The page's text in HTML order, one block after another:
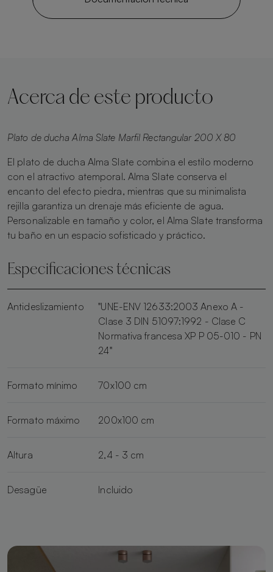
Acerca de este producto
Plato de ducha Alma Slate Marfil Rectangular 200 X 80
El plato de ducha Alma Slate combina el estilo moderno
con el atractivo atemporal. Alma Slate conserva el
encanto del efecto piedra, mientras que su minimalista
rejilla garantiza un drenaje más eficiente de agua.
Personalizable en tamaño y color, el Alma Slate transforma
tu baño en un espacio sofisticado y práctico.
Especificaciones técnicas
Antideslizamiento
"UNE-ENV 12633:2003 Anexo A -
Clase 3 DIN 51097:1992 - Clase C
Normativa francesa XP P 05-010 - PN
24"
Formato mínimo 70x100 cm
Formato máximo 200x100 cm
Altura 2,4 - 3 cm
Desagüe Incluido